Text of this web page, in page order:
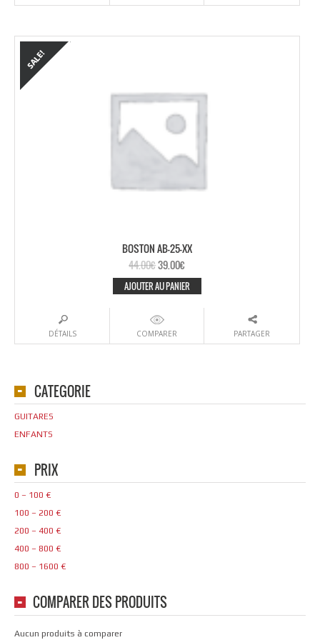
BOSTON AB-25-XX
44.00€39.00€
AJOUTER AU PANIER
DÉTAILS COMPARER PARTAGER
CATEGORIE
GUITARES
ENFANTS
PRIX
0 – 100 €
100 – 200 €
200 – 400 €
400 – 800 €
800 – 1600 €
COMPARER DES PRODUITS
Aucun produits à comparer